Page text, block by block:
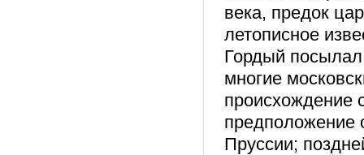
века, предок
летописное
Гордый посылал
многие
происхождение
предположение
Пруссии;